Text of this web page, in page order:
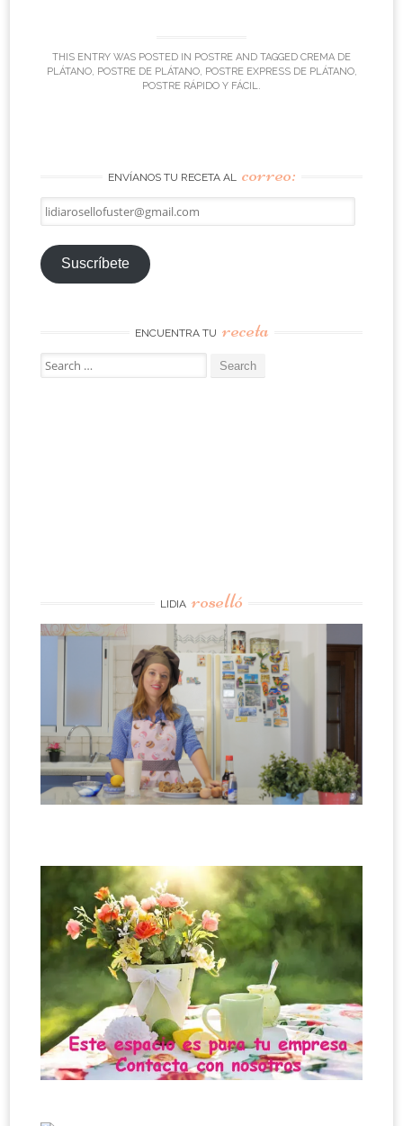
THIS ENTRY WAS POSTED IN POSTRE AND TAGGED CREMA DE
PLÁTANO, POSTRE DE PLÁTANO, POSTRE EXPRESS DE PLÁTANO,
POSTRE RÁPIDO Y FÁCIL.
ENVÍANOS TU RECETA AL correo:
lidiarosellofuster@gmail.com
Suscríbete
ENCUENTRA TU receta
Search
for:
LIDIA roselló